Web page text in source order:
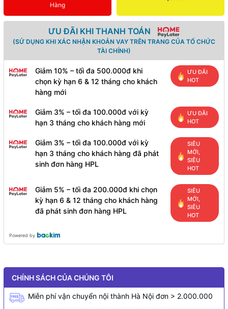
Hàng
ƯU ĐÃI KHI THANH TOÁN
(SỬ DỤNG KHI XÁC NHẬN KHOẢN VAY TRÊN TRANG CỦA TỔ CHỨC
TÀI CHÍNH)
Giảm 10% – tối đa 500.000đ khi
chọn kỳ hạn 6 & 12 tháng cho khách
hàng mới
ƯU ĐÃI
HOT
Giảm 3% – tối đa 100.000đ với kỳ
hạn 3 tháng cho khách hàng mới
ƯU ĐÃI
HOT
Giảm 3% – tối đa 100.000đ với kỳ
hạn 3 tháng cho khách hàng đã phát
sinh đơn hàng HPL
SIÊU
MỚI,
SIÊU
HOT
Giảm 5% – tối đa 200.000đ khi chọn
kỳ hạn 6 & 12 tháng cho khách hàng
đã phát sinh đơn hàng HPL
SIÊU
MỚI,
SIÊU
HOT
Powered by
CHÍNH SÁCH CỦA CHÚNG TÔI
Miễn phí vận chuyển nội thành Hà Nội đơn > 2.000.000